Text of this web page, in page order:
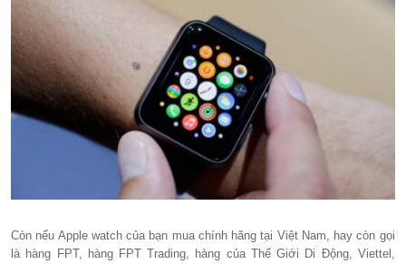
Còn nếu Apple watch của bạn mua chính hãng tại Việt Nam, hay còn gọi
là hàng FPT, hàng FPT Trading, hàng của Thế Giới Di Động, Viettel,